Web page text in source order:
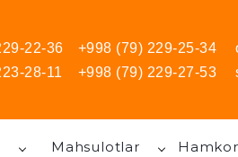
22-36
28-11
+998 (79) 229-25-34
+998 (79) 229-27-53
Mahsulotlar